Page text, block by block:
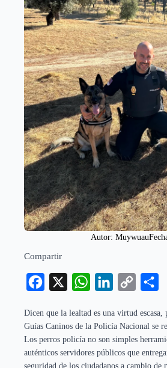
Autor: Muywuau
Compartir
Facebook WhatsAppLinkedInCopy
Dicen que la lealtad es una virtud escasa,
Guías Caninos de la Policía Nacional se
Los perros policía no son simples
auténticos servidores públicos que
seguridad de los ciudadanos a cambio de